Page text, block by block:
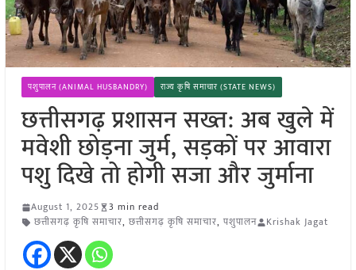
पशुपालन (ANIMAL HUSBANDRY) राज्य कृषि समाचार (STATE NEWS)
छत्तीसगढ़ प्रशासन सख्त: अब खुले में
मवेशी छोड़ना जुर्म, सड़कों पर आवारा
पशु दिखे तो होगी सजा और जुर्माना
August 1, 2025
3 min read
छत्तीसगढ़ कृषि समाचार, छत्तीसगढ़ कृषि समाचार, पशुपालन Krishak Jagat